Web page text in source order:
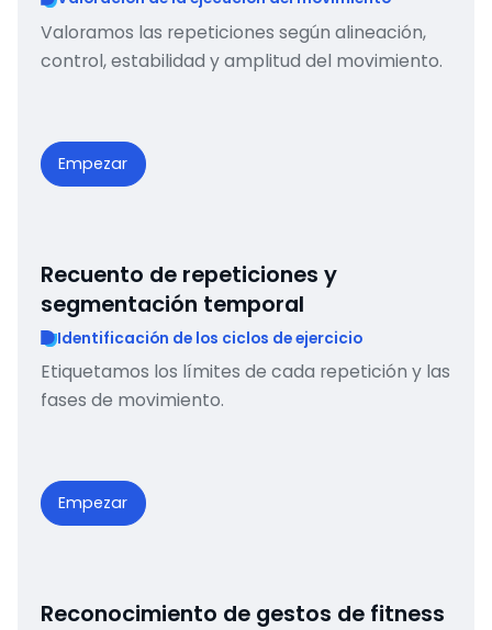
Valoramos las repeticiones según alineación,
control, estabilidad y amplitud del movimiento.
Empezar
Recuento de repeticiones y
segmentación temporal
Identificación de los ciclos de ejercicio
Etiquetamos los límites de cada repetición y las
fases de movimiento.
Empezar
Reconocimiento de gestos de fitness